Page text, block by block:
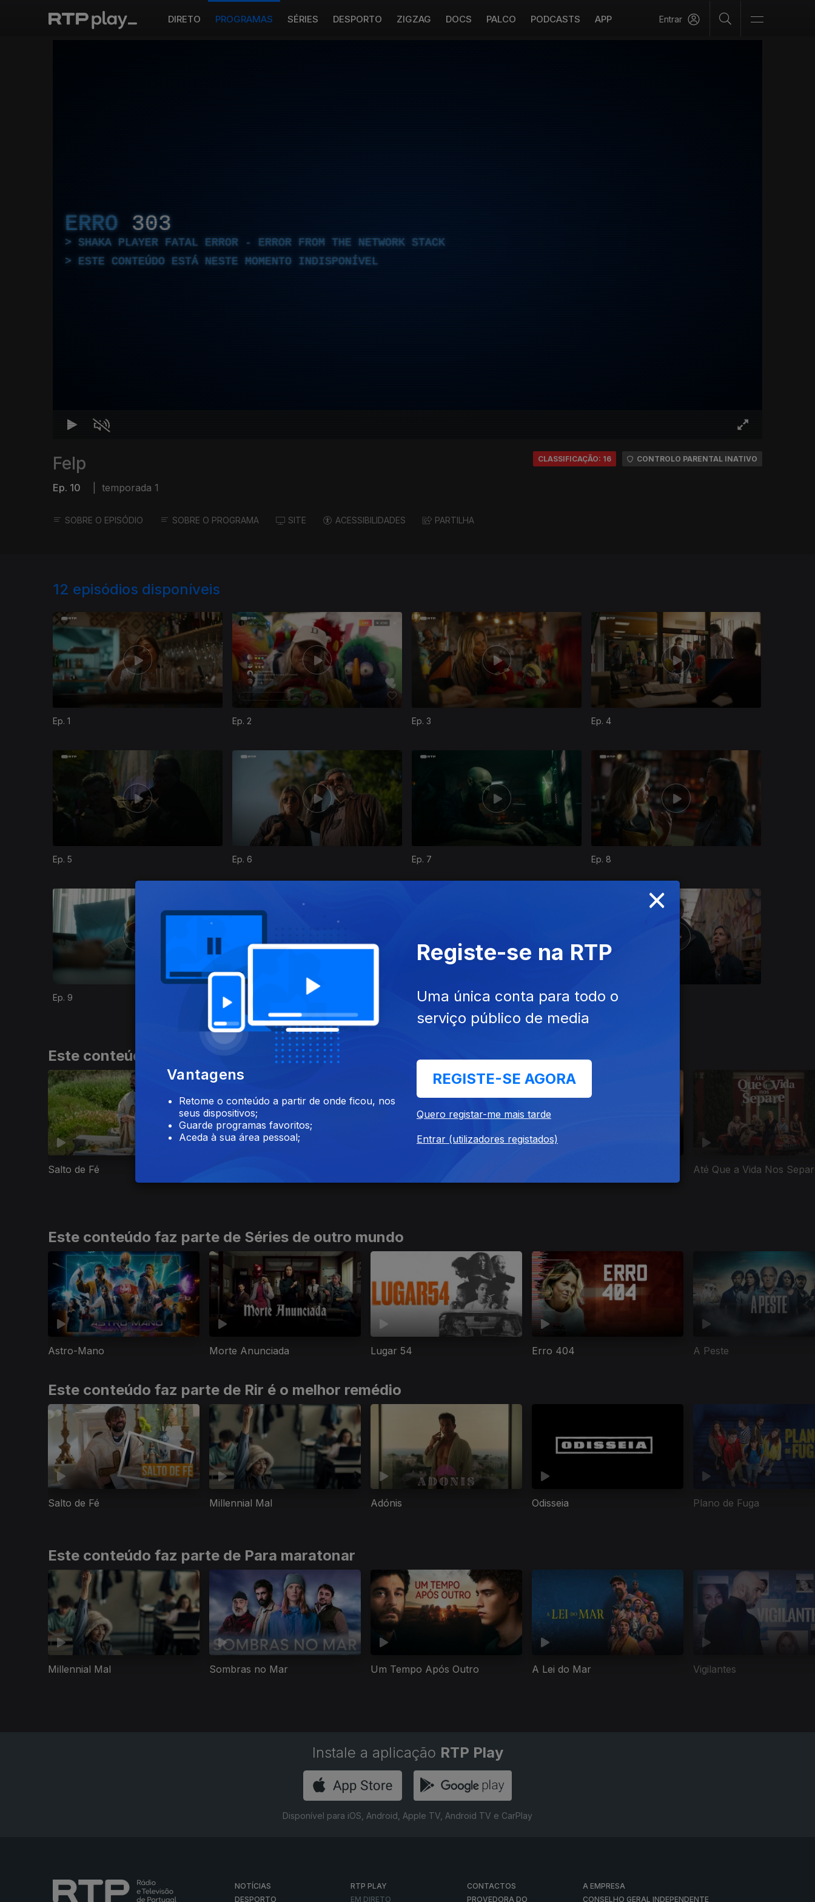
DIRETO PROGRAMAS SÉRIES DESPORTO ZIGZAG DOCS PALCO PODCASTS APP Entrar
ERRO 303
SHAKA PLAYER FATAL ERROR - ERROR FROM THE NETWORK STACK
ESTE CONTEÚDO ESTÁ NESTE MOMENTO INDISPONÍVEL
Felp
Ep. 10 temporada 1
CLASSIFICAÇÃO: 16 CONTROLO PARENTAL INATIVO
SOBRE O EPISÓDIO SOBRE O PROGRAMA SITE ACESSIBILIDADES PARTILHA
12 episódios disponíveis
Ep. 1 Ep. 2 Ep. 3 Ep. 4
Ep. 5 Ep. 6 Ep. 7 Ep. 8
Ep. 9 Ep. 11 Ep. 12
873404
Este conteúdo faz parte de Séries nacionais
Salto de Fé Até Que a Vida Nos
Este conteúdo faz parte de Séries de outro mundo
Astro-Mano Morte Anunciada Lugar 54 Erro 404 A Peste
Este conteúdo faz parte de Rir é o melhor remédio
Salto de Fé Millennial Mal Adónis Odisseia Plano de Fuga
Este conteúdo faz parte de Para maratonar
Millennial Mal Sombras no Mar Um Tempo Após Outro A Lei do Mar Vigilantes
Instale a aplicação RTP Play
Disponível para iOS, Android, Apple TV, Android TV e CarPlay
NOTÍCIAS
DESPORTO
RTP PLAY
EM DIRETO
CONTACTOS
PROVEDORA DO
A EMPRESA
CONSELHO GERAL INDEPENDENTE
×
Vantagens
Retome o conteúdo a partir de onde ficou, nos
seus dispositivos;
Guarde programas favoritos;
Aceda à sua área pessoal;
Registe-se na RTP
Uma única conta para todo o
serviço público de media
REGISTE-SE AGORA
Quero registar-me mais tarde
Entrar (utilizadores registados)